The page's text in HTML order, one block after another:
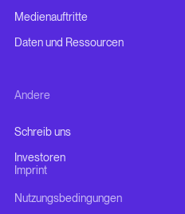
Medienauftritte
Daten und Ressourcen
Andere
Schreib uns
Investoren
Imprint
Nutzungsbedingungen